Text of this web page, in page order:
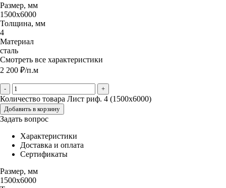
Размер, мм
1500х6000
Толщина, мм
4
Материал
сталь
Смотреть все характеристики
2 200 ₽/п.м
- +
Количество товара Лист риф. 4 (1500х6000)
Добавить в корзину
Задать вопрос
Характеристики
Доставка и оплата
Сертификаты
Размер, мм
1500х6000